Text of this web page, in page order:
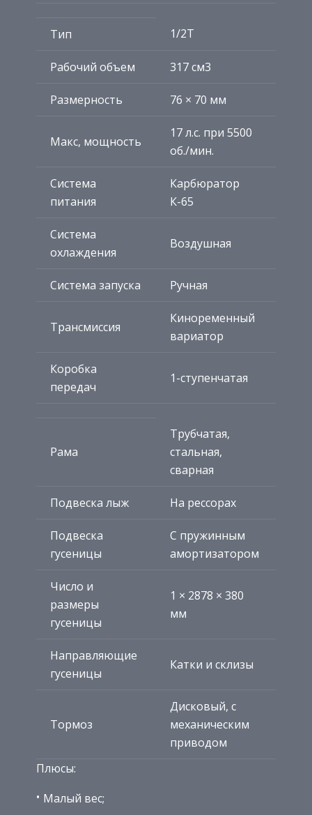
Тип 1/2Т
Рабочий объем 317 см3
Размерность 76 × 70 мм
Макс, мощность
17 л.с. при 5500
об./мин.
Система
питания
Карбюратор
К-65
Система
охлаждения
Воздушная
Система запуска Ручная
Трансмиссия
Киноременный
вариатор
Коробка
передач
1-ступенчатая
Рама
Трубчатая,
стальная,
сварная
Подвеска лыж На рессорах
Подвеска
гусеницы
С пружинным
амортизатором
Число и
размеры
гусеницы
1 × 2878 × 380
мм
Направляющие
гусеницы
Катки и склизы
Тормоз
Дисковый, с
механическим
приводом
Плюсы:
Малый вес;